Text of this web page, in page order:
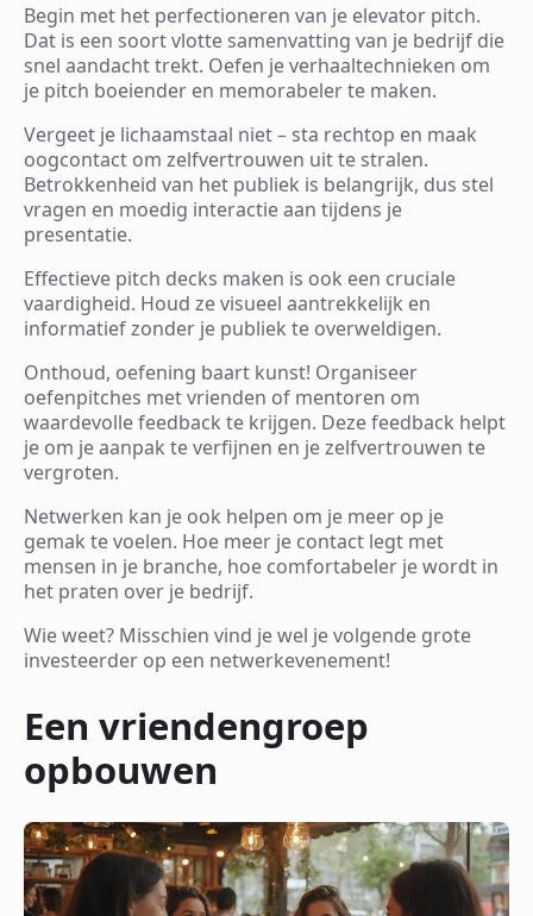
Begin met het perfectioneren van je elevator pitch.
Dat is een soort vlotte samenvatting van je bedrijf die
snel aandacht trekt. Oefen je verhaaltechnieken om
je pitch boeiender en memorabeler te maken.
Vergeet je lichaamstaal niet – sta rechtop en maak
oogcontact om zelfvertrouwen uit te stralen.
Betrokkenheid van het publiek is belangrijk, dus stel
vragen en moedig interactie aan tijdens je
presentatie.
Effectieve pitch decks maken is ook een cruciale
vaardigheid. Houd ze visueel aantrekkelijk en
informatief zonder je publiek te overweldigen.
Onthoud, oefening baart kunst! Organiseer
oefenpitches met vrienden of mentoren om
waardevolle feedback te krijgen. Deze feedback helpt
je om je aanpak te verfijnen en je zelfvertrouwen te
vergroten.
Netwerken kan je ook helpen om je meer op je
gemak te voelen. Hoe meer je contact legt met
mensen in je branche, hoe comfortabeler je wordt in
het praten over je bedrijf.
Wie weet? Misschien vind je wel je volgende grote
investeerder op een netwerkevenement!
Een vriendengroep
opbouwen